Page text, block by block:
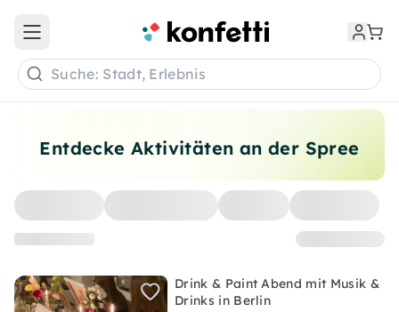
Entdecke Aktivitäten an der Spree
Drink & Paint Abend mit Musik &
Drinks in Berlin
Open main menu
Suche: Stadt, Erlebnis